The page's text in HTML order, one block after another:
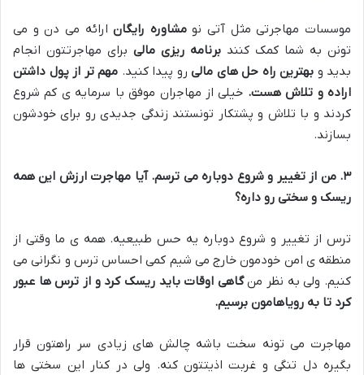
موسسات مهاجرتی مثل آتی نومشاوره رایگانارائه می دن و می
تونن به شما کمک کنند برنامه ریزی مالی برای مهاجرتتون انجام
بدید و بهترین راه حل های مالی رو پیدا کنید. مهم تر از پول داشتن
اراده و تلاش هست. خیلی از مهاجران موفق با سرمایه ی کم شروع
کردند و با تلاش و پشتکار تونستند زندگی جدیدی رو برای خودشون
بسازند.
۳.من از تغییر و شروع دوباره می ترسم.آیا مهاجرت ارزش این همه
ریسک و سختی رو داره؟
ترس از تغییر و شروع دوباره یه حس طبیعیه.همه ی ما وقتی از
منطقه ی امن خودمون خارج می شیم کمی احساس ترس و نگرانی می
کنیم. ولی به نظر منگاهی اوقات باید ریسک کرد و از ترس ها عبور
کرد تا به رویاهامون برسیم.
مهاجرت می تونه سخت باشه چالش های زیادی سر راهتون قرار
بگیره دل تنگی و غربت اذیتتون کنه. ولی در کنار این سختی ها